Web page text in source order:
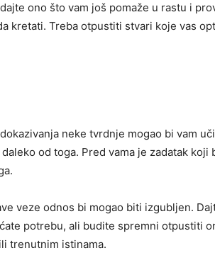
ono što vam još pomaže u rastu i
kretati. Treba otpustiti stvari koje vas
neke tvrdnje mogao bi vam
od toga. Pred vama je zadatak
veze odnos bi mogao biti izgubljen.
potrebu, ali budite spremni otpustiti
trenutnim istinama.